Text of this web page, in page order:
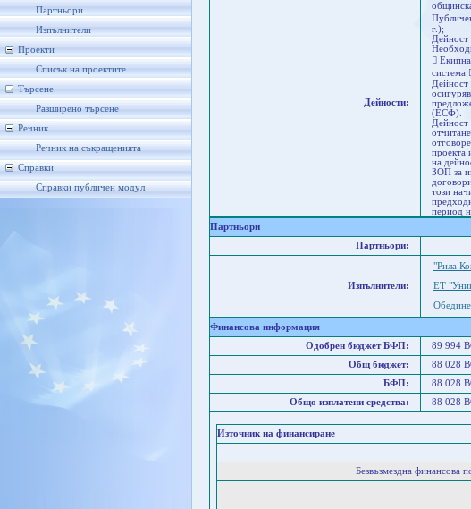
Партньори
Изпълнители
Проекти
Списък на проектите
Търсене
Разширено търсене
Речник
Речник на съкращенията
Справки
Справки публичен модул
Дейности:
г.);
Дейност

система
Дейност
(ЕСФ).
Дейност
проекта
на
ЗОП за
този
период
Партньори
Партньори:
Изпълнители:
"Рила
ЕТ
Финансова информация
Одобрен бюджет БФП:
89 994
Общ бюджет:
88 028
БФП:
88 028
Общо изплатени средства:
88 028
Източник на финансиране
Безвъзмездна финансова